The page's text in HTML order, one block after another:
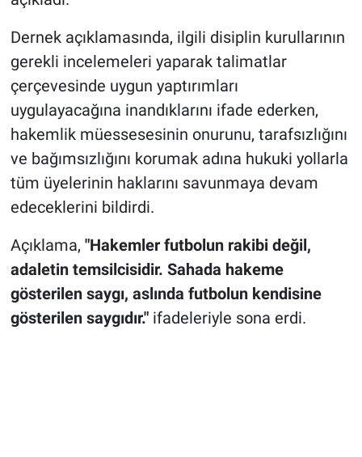
Dernek açıklamasında, ilgili disiplin kurullarının
gerekli incelemeleri yaparak talimatlar
çerçevesinde uygun yaptırımları
uygulayacağına inandıklarını ifade ederken,
hakemlik müessesesinin onurunu, tarafsızlığını
ve bağımsızlığını korumak adına hukuki yollarla
tüm üyelerinin haklarını savunmaya devam
edeceklerini bildirdi.
Açıklama, "Hakemler futbolun rakibi değil,
adaletin temsilcisidir. Sahada hakeme
gösterilen saygı, aslında futbolun kendisine
gösterilen saygıdır."ifadeleriyle sona erdi.